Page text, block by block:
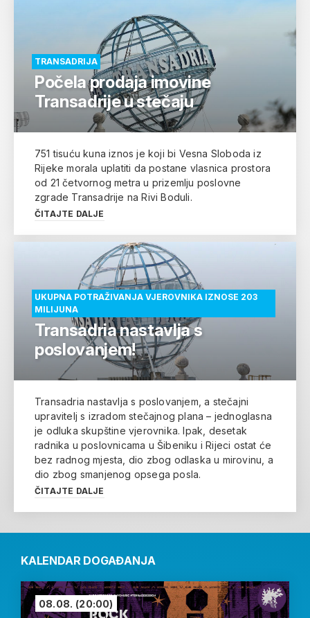
TRANSADRIJA
Počela prodaja imovine
Transadrije u stečaju
751 tisuću kuna iznos je koji bi Vesna Sloboda iz
Rijeke morala uplatiti da postane vlasnica prostora
od 21 četvornog metra u prizemlju poslovne
zgrade Transadrije na Rivi Boduli.
ČITAJTE DALJE
UKUPNA POTRAŽIVANJA VJEROVNIKA IZNOSE 203
MILIJUNA
Transadria nastavlja s
poslovanjem!
Transadria nastavlja s poslovanjem, a stečajni
upravitelj s izradom stečajnog plana – jednoglasna
je odluka skupštine vjerovnika. Ipak, desetak
radnika u poslovnicama u Šibeniku i Rijeci ostat će
bez radnog mjesta, dio zbog odlaska u mirovinu, a
dio zbog smanjenog opsega posla.
ČITAJTE DALJE
KALENDAR DOGAĐANJA
08.08. (20:00)